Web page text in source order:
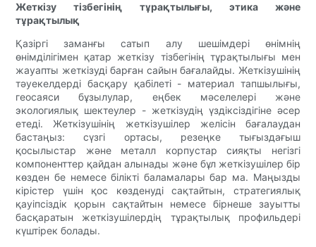
Жеткізу тізбегінің тұрақтылығы, этика және
тұрақтылық
Қазіргі заманғы сатып алу шешімдері өнімнің
өнімділігімен қатар жеткізу тізбегінің тұрақтылығы мен
жауапты жеткізуді барған сайын бағалайды. Жеткізушінің
тәуекелдерді басқару қабілеті - материал тапшылығы,
геосаяси бұзылулар, еңбек мәселелері және
экологиялық шектеулер - жеткізудің үздіксіздігіне әсер
етеді. Жеткізушінің жеткізушілер желісін бағалаудан
бастаңыз: сүзгі ортасы, резеңке тығыздағыш
қосылыстар және металл корпустар сияқты негізгі
компоненттер қайдан алынады және бұл жеткізушілер бір
көзден бе немесе білікті баламалары бар ма. Маңызды
кірістер үшін қос көзденуді сақтайтын, стратегиялық
қауіпсіздік қорын сақтайтын немесе бірнеше зауытты
басқаратын жеткізушілердің тұрақтылық профильдері
күштірек болады.